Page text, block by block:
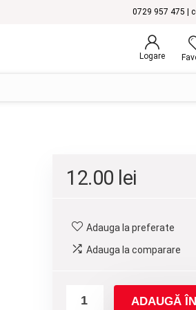
0729 957 475 |
Logare
12.00 lei
Adauga la preferate
Adauga la comparare
ADAUGĂ